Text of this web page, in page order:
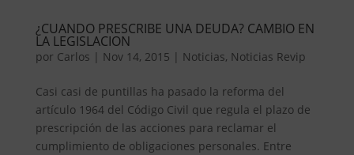
¿CUANDO PRESCRIBE UNA DEUDA? CAMBIO EN
LA LEGISLACION
por Carlos | Nov 14, 2015 | Noticias, Noticias Revip
Casi casi de puntillas ha pasado la reforma del
artículo 1964 del Código Civil que regula el plazo de
prescripción de las acciones para reclamar el
cumplimiento de obligaciones personales. Entre